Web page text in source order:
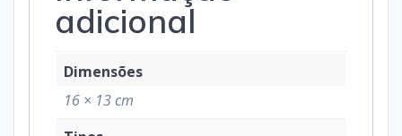
adicional
Dimensões
16 × 13 cm